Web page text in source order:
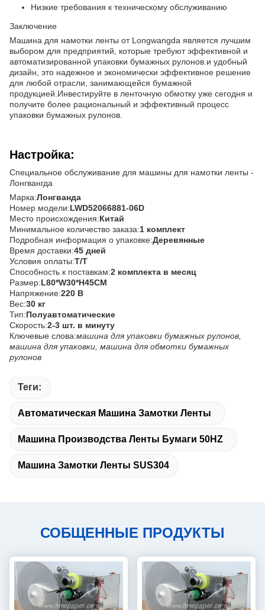
Низкие требования к техническому обслуживанию
Заключение
Машина для намотки ленты от Longwangda является лучшим
выбором для предприятий, которые требуют эффективной и
автоматизированной упаковки бумажных рулонов.и удобный
дизайн, это надежное и экономически эффективное решение
для любой отрасли, занимающейся бумажной
продукцией.Инвестируйте в ленточную обмотку уже сегодня и
получите более рациональный и эффективный процесс
упаковки бумажных рулонов.
Настройка:
Специальное обслуживание для машины для намотки ленты -
Лонгвангда
Марка:Лонгванда
Номер модели:LWD52066881-06D
Место происхождения:Китай
Минимальное количество заказа:1 комплект
Подробная информация о упаковке:Деревянные
Время доставки:45 дней
Условия оплаты:T/T
Способность к поставкам:2 комплекта в месяц
Размер:L80*W30*H45CM
Напряжение:220 В
Вес:30 кг
Тип:Полуавтоматические
Скорость:2-3 шт. в минуту
Ключевые слова:машина для упаковки бумажных рулонов,
машина для упаковки, машина для обмотки бумажных
рулонов
Теги:
Автоматическая Машина Замотки Ленты
Машина Производства Ленты Бумаги 50HZ
Машина Замотки Ленты SUS304
СОБЩЕННЫЕ ПРОДУКТЫ